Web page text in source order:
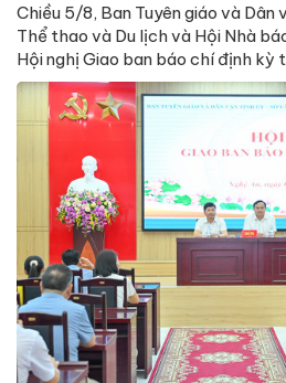
Chiều 5/8, Ban Tuyên giáo và Dân
Thể thao và Du lịch và Hội Nhà
Hội nghị Giao ban báo chí định kỳ